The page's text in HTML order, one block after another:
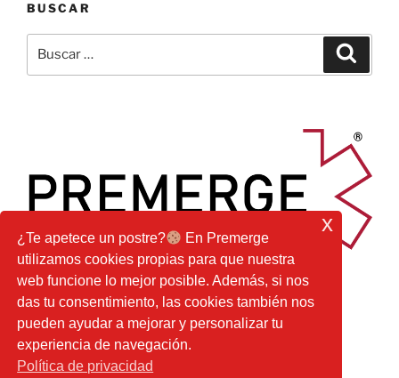
BUSCAR
por:
FacebookYoutubeInstagram
¿Te apetece un postre?
En Premerge
utilizamos cookies propias para que nuestra
web funcione lo mejor posible. Además, si nos
das tu consentimiento, las cookies también nos
pueden ayudar a mejorar y personalizar tu
experiencia de navegación.
Política de privacidad
x